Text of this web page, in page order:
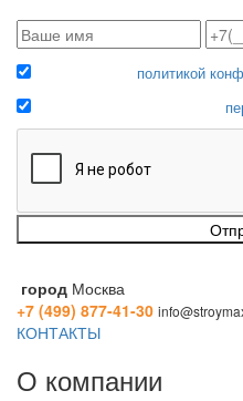
политикой
город Москва
+7 (499) 877-41-30
КОНТАКТЫ
О компании